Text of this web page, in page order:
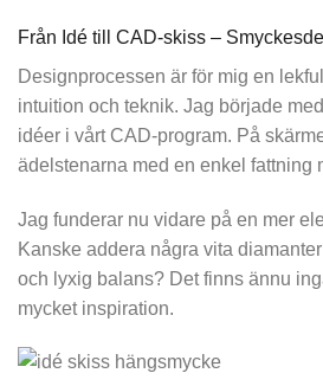
Från Idé till CAD-skiss –
Designprocessen är för mig en
intuition och teknik. Jag började
idéer i vårt CAD-program. På
ädelstenarna med en enkel fattning
Jag funderar nu vidare på en mer
Kanske addera några vita
och lyxig balans? Det finns ännu
mycket inspiration.